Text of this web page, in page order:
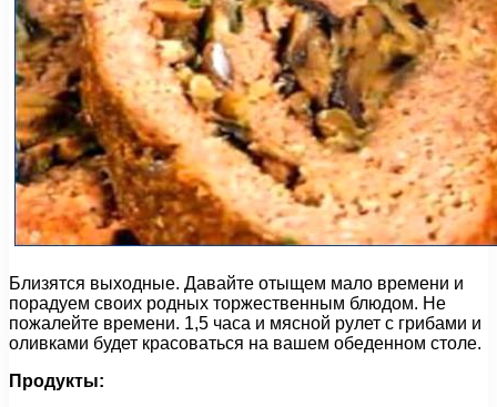
Близятся выходные. Давайте отыщем мало времени и
порадуем своих родных торжественным блюдом. Не
пожалейте времени. 1,5 часа и мясной рулет с грибами и
оливками будет красоваться на вашем обеденном столе.
Продукты: